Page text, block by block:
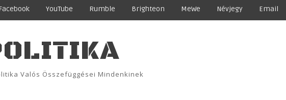
YouTube Rumble Brighteon MeWe Névjegy Email
Valós Összefüggései Mindenkinek